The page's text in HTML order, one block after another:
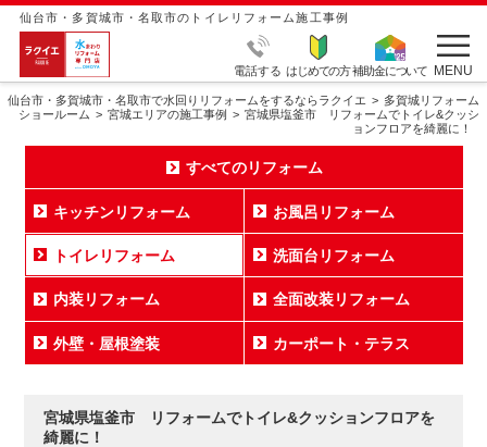
仙台市・多賀城市・名取市のトイレリフォーム施工事例
電話する はじめての方補助金について MENU
仙台市・多賀城市・名取市で水回りリフォームをするならラクイエ
多賀城リフォーム
ショールーム
宮城エリアの施工事例
宮城県塩釜市 リフォームでトイレ&クッシ
ョンフロアを綺麗に！
すべてのリフォーム
キッチンリフォーム お風呂リフォーム
トイレリフォーム 洗面台リフォーム
内装リフォーム 全面改装リフォーム
外壁・屋根塗装 カーポート・テラス
宮城県塩釜市 リフォームでトイレ&クッションフロアを
綺麗に！